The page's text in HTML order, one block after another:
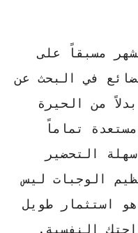
مسبقاً على
في البحث عن
من الحيرة
تماماً
التحضير
الوجبات ليس
استثمار طويل
النفسية.